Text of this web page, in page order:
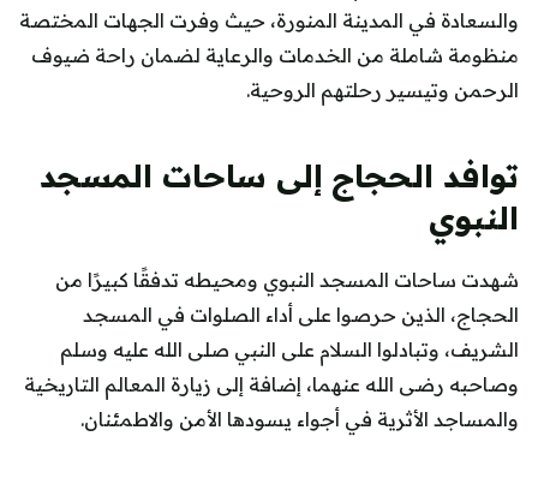
والسعادة في المدينة المنورة، حيث وفرت الجهات المختصة
منظومة شاملة من الخدمات والرعاية لضمان راحة ضيوف
الرحمن وتيسير رحلتهم الروحية.
توافد الحجاج إلى ساحات المسجد
النبوي
شهدت ساحات المسجد النبوي ومحيطه تدفقًا كبيرًا من
الحجاج، الذين حرصوا على أداء الصلوات في المسجد
الشريف، وتبادلوا السلام على النبي صلى الله عليه وسلم
وصاحبه رضى الله عنهما، إضافة إلى زيارة المعالم التاريخية
والمساجد الأثرية في أجواء يسودها الأمن والاطمئنان.